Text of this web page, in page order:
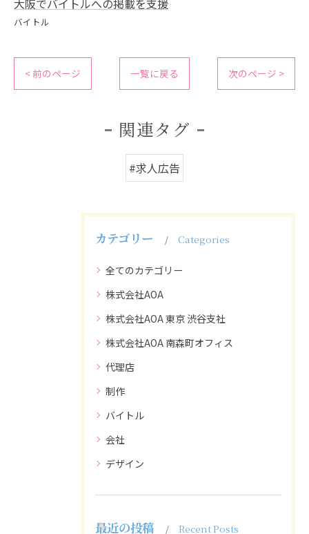
大阪でバイトルへの掲載を支援
バイトル
< 前のページ 一覧に戻る 次のページ >
関連タグ
#求人広告
カテゴリー Categories
全てのカテゴリー
株式会社AOA
株式会社AOA 東京 渋谷支社
株式会社AOA 南森町オフィス
代理店
制作
バイトル
会社
デザイン
最近の投稿 Recent Posts